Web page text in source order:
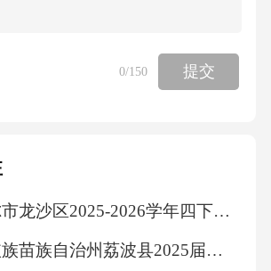
：建立安全检查制度，定期对幼
检查。对检查结果进行通报，督
管理制度：建立幼儿园安全档案
安全工作的全过程，为今后的
考。五、保障措施1.资金投入：
0/150 提交
齐齐哈尔市龙沙区2025-2026学年四下数学期末考试模拟试题含答案
黔南布依族苗族自治州荔波县2025届数学四年级下学期期中联考试题含解析